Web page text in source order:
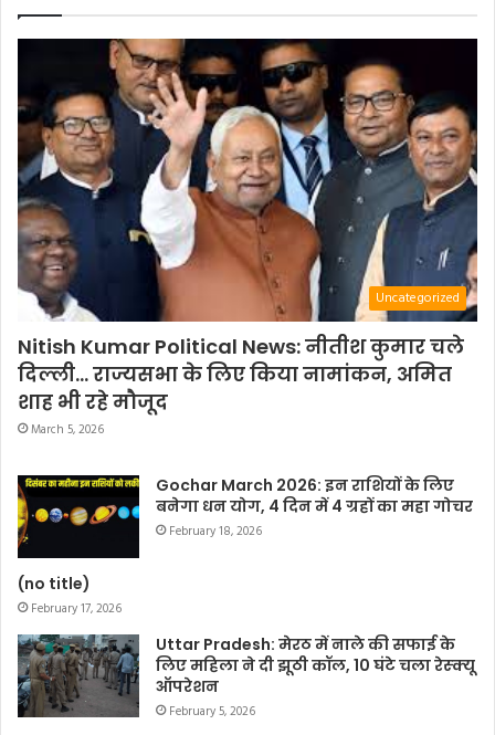
Uncategorized
Nitish Kumar Political News: नीतीश कुमार चले
दिल्ली… राज्यसभा के लिए किया नामांकन, अमित
शाह भी रहे मौजूद
March 5, 2026
Gochar March 2026: इन राशियों के लिए
बनेगा धन योग, 4 दिन में 4 ग्रहों का महा गोचर
February 18, 2026
(no title)
February 17, 2026
Uttar Pradesh: मेरठ में नाले की सफाई के
लिए महिला ने दी झूठी कॉल, 10 घंटे चला रेस्क्यू
ऑपरेशन
February 5, 2026